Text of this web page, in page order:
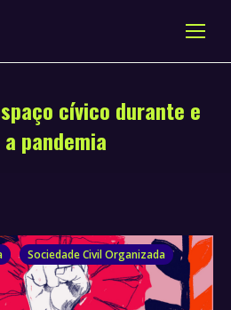
cívico durante e
pandemia
Sociedade Civil Organizada